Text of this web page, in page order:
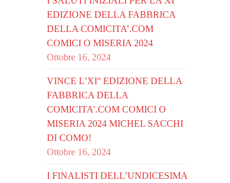
EDIZIONE DELLA FABBRICA
DELLA COMICITA’.COM
COMICI O MISERIA 2024
Ottobre 16, 2024
VINCE L’XI° EDIZIONE DELLA
FABBRICA DELLA
COMICITA’.COM COMICI O
MISERIA 2024 MICHEL SACCHI
DI COMO!
Ottobre 16, 2024
I FINALISTI DELL’UNDICESIMA